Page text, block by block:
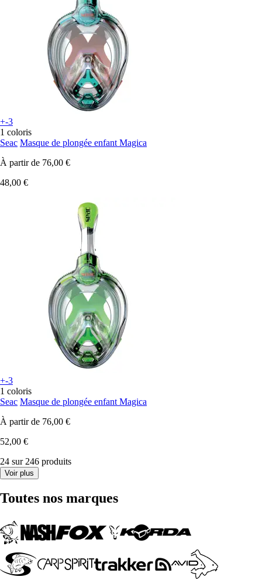
+-3
1 coloris
Seac Masque de plongée enfant Magica
À partir de 76,00 €
48,00 €
+-3
1 coloris
Seac Masque de plongée enfant Magica
À partir de 76,00 €
52,00 €
24 sur 246 produits
Voir plus
Toutes nos marques